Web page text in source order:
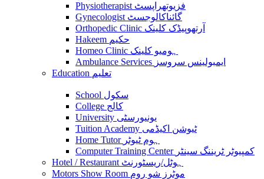
Physiotherapist فزیوتھراپسٹ
Gynecologist گائناکالوجسٹ
Orthopedic Clinic آرتھوپیڈک کلینک
Hakeem حکیم
Homeo Clinic ہومیو کلینک
Ambulance Services ایمبولینس سروسز
Education تعلیم
School سکول
College کالج
University یونیورسٹی
Tuition Academy ٹیوشن اکیڈمی
Home Tutor ہوم ٹیوٹر
Computer Training Center کمپیوٹر ٹریننگ سینٹر
Hotel / Restaurant ہوٹل/ریسٹورنٹ
Motors Show Room موٹرز شو روم